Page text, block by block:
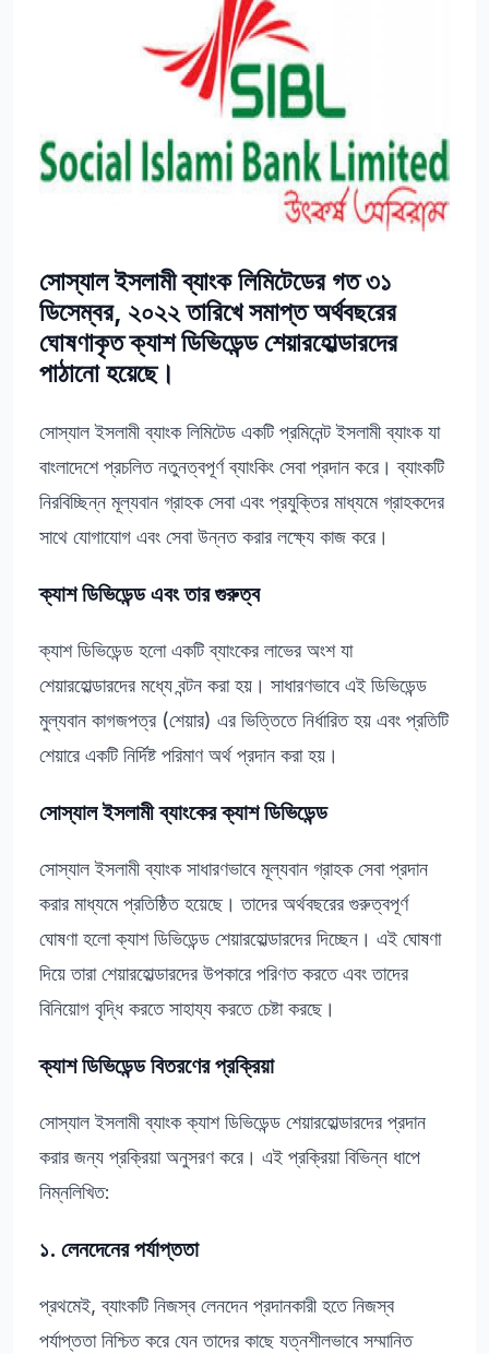
সোস্যাল ইসলামী ব্যাংক লিমিটেডের গত ৩১
ডিসেম্বর, ২০২২ তারিখে সমাপ্ত অর্থবছরের
ঘোষণাকৃত ক্যাশ ডিভিডেন্ড শেয়ারহোল্ডারদের
পাঠানো হয়েছে।
সোস্যাল ইসলামী ব্যাংক লিমিটেড একটি প্রমিনেন্ট ইসলামী ব্যাংক যা
বাংলাদেশে প্রচলিত নতুনত্বপূর্ণ ব্যাংকিং সেবা প্রদান করে। ব্যাংকটি
নিরবিচ্ছিন্ন মূল্যবান গ্রাহক সেবা এবং প্রযুক্তির মাধ্যমে গ্রাহকদের
সাথে যোগাযোগ এবং সেবা উন্নত করার লক্ষ্যে কাজ করে।
ক্যাশ ডিভিডেন্ড এবং তার গুরুত্ব
ক্যাশ ডিভিডেন্ড হলো একটি ব্যাংকের লাভের অংশ যা
শেয়ারহোল্ডারদের মধ্যে বন্টন করা হয়। সাধারণভাবে এই ডিভিডেন্ড
মুল্যবান কাগজপত্র (শেয়ার) এর ভিত্তিতে নির্ধারিত হয় এবং প্রতিটি
শেয়ারে একটি নির্দিষ্ট পরিমাণ অর্থ প্রদান করা হয়।
সোস্যাল ইসলামী ব্যাংকের ক্যাশ ডিভিডেন্ড
সোস্যাল ইসলামী ব্যাংক সাধারণভাবে মূল্যবান গ্রাহক সেবা প্রদান
করার মাধ্যমে প্রতিষ্ঠিত হয়েছে। তাদের অর্থবছরের গুরুত্বপূর্ণ
ঘোষণা হলো ক্যাশ ডিভিডেন্ড শেয়ারহোল্ডারদের দিচ্ছেন। এই ঘোষণা
দিয়ে তারা শেয়ারহোল্ডারদের উপকারে পরিণত করতে এবং তাদের
বিনিয়োগ বৃদ্ধি করতে সাহায্য করতে চেষ্টা করছে।
ক্যাশ ডিভিডেন্ড বিতরণের প্রক্রিয়া
সোস্যাল ইসলামী ব্যাংক ক্যাশ ডিভিডেন্ড শেয়ারহোল্ডারদের প্রদান
করার জন্য প্রক্রিয়া অনুসরণ করে। এই প্রক্রিয়া বিভিন্ন ধাপে
নিম্নলিখিত:
১. লেনদেনের পর্যাপ্ততা
প্রথমেই, ব্যাংকটি নিজস্ব লেনদেন প্রদানকারী হতে নিজস্ব
পর্যাপ্ততা নিশ্চিত করে যেন তাদের কাছে যত্নশীলভাবে সম্মানিত